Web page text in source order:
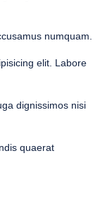
numquam.
elit. Labore
dignissimos nisi
quaerat